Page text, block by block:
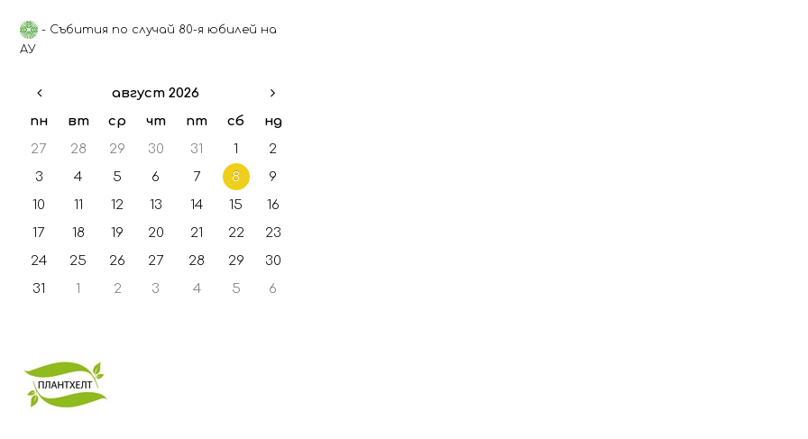
- Събития по случай 80-я юбилей на
АУ
август 2026
пн
вт ср чт пт сб
нд
27
28 29 30 31 1
2
3
4 5 6 7 8
9
10
11 12 13 14 15
16
17
18 19 20 21 22
23
24
25 26 27 28 29
30
31
1 2 3 4 5 6